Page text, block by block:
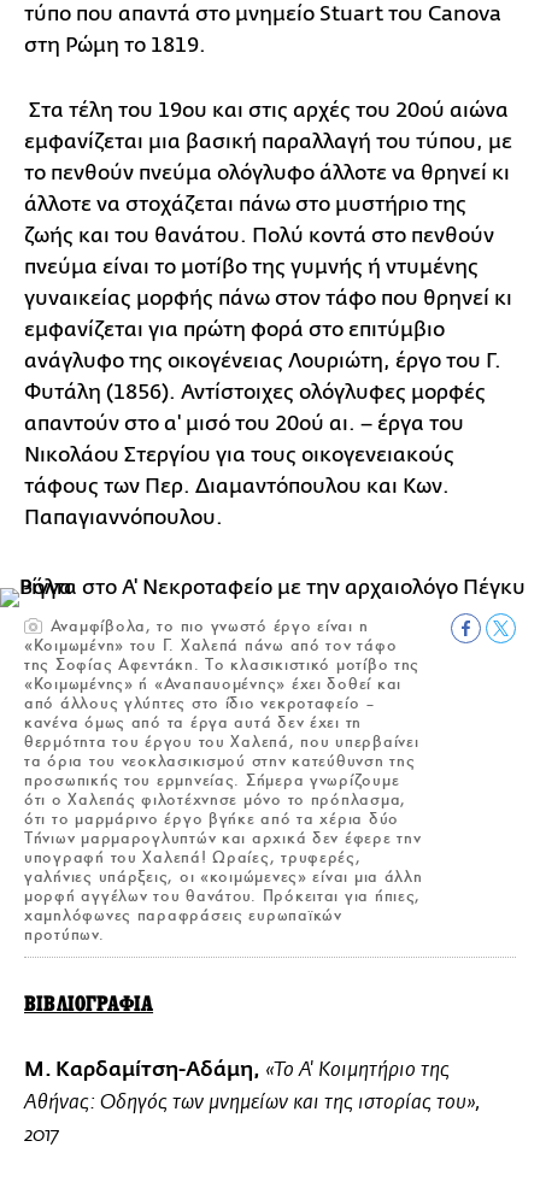
τύπο που απαντά στο μνημείο Stuart του Canova
στη Ρώμη το 1819.
Στα τέλη του 19ου και στις αρχές του 20ού αιώνα
εμφανίζεται μια βασική παραλλαγή του τύπου, με
το πενθούν πνεύμα ολόγλυφο άλλοτε να θρηνεί κι
άλλοτε να στοχάζεται πάνω στο μυστήριο της
ζωής και του θανάτου. Πολύ κοντά στο πενθούν
πνεύμα είναι το μοτίβο της γυμνής ή ντυμένης
γυναικείας μορφής πάνω στον τάφο που θρηνεί κι
εμφανίζεται για πρώτη φορά στο επιτύμβιο
ανάγλυφο της οικογένειας Λουριώτη, έργο του Γ.
Φυτάλη (1856). Αντίστοιχες ολόγλυφες μορφές
απαντούν στο α' μισό του 20ού αι. – έργα του
Νικολάου Στεργίου για τους οικογενειακούς
τάφους των Περ. Διαμαντόπουλου και Κων.
Παπαγιαννόπουλου.
Αναμφίβολα, το πιο γνωστό έργο είναι η
«Κοιμωμένη» του Γ. Χαλεπά πάνω από τον τάφο
της Σοφίας Αφεντάκη. Το κλασικιστικό μοτίβο της
«Κοιμωμένης» ή «Αναπαυομένης» έχει δοθεί και
από άλλους γλύπτες στο ίδιο νεκροταφείο –
κανένα όμως από τα έργα αυτά δεν έχει τη
θερμότητα του έργου του Χαλεπά, που υπερβαίνει
τα όρια του νεοκλασικισμού στην κατεύθυνση της
προσωπικής του ερμηνείας. Σήμερα γνωρίζουμε
ότι ο Χαλεπάς φιλοτέχνησε μόνο το πρόπλασμα,
ότι το μαρμάρινο έργο βγήκε από τα χέρια δύο
Τήνιων μαρμαρογλυπτών και αρχικά δεν έφερε την
υπογραφή του Χαλεπά! Ωραίες, τρυφερές,
γαλήνιες υπάρξεις, οι «κοιμώμενες» είναι μια άλλη
μορφή αγγέλων του θανάτου. Πρόκειται για ήπιες,
χαμηλόφωνες παραφράσεις ευρωπαϊκών
προτύπων.
ΒΙΒΛΙΟΓΡΑΦΙΑ
Μ. Καρδαμίτση-Αδάμη, «Το Α' Κοιμητήριο της
Αθήνας: Οδηγός των μνημείων και της ιστορίας του»,
2017